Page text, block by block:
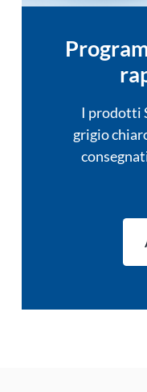
I prodotti
grigio